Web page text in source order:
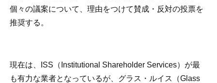
個々の議案について、理由をつけて賛成・反対の投票を
推奨する。
現在は、ISS（Institutional Shareholder Services）が最
も有力な業者となっているが、グラス・ルイス（Glass